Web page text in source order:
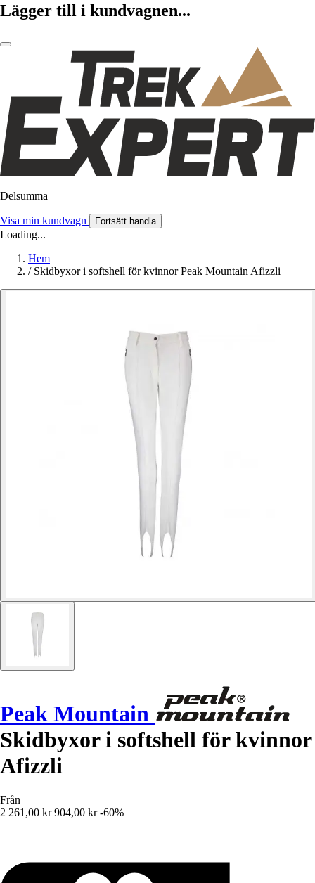
Lägger till i kundvagnen...
Delsumma
Visa min kundvagn Fortsätt handla
Loading...
Hem
/ Skidbyxor i softshell för kvinnor Peak Mountain Afizzli
Peak Mountain
Skidbyxor i softshell för kvinnor
Afizzli
Från
2 261,00 kr 904,00 kr -60%